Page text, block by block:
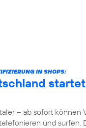
IN SHOPS:
– ab sofort
und surfen.